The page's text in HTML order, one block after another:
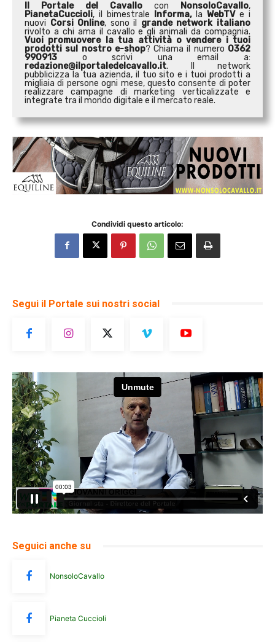
Il Portale del Cavallo con NonsoloCavallo,
PianetaCuccioli, il bimestrale Informa,laWebTVe i
nuovi Corsi Online, sono il grande network italiano
rivolto a chi ama il cavallo e gli animali da compagnia.
Vuoi promuovere la tua attività ovendere i tuoi
prodotti sul nostro e-shop? Chiama il numero 0362
990913 o scrivi una email a:
redazione@ilportaledelcavallo.it. Il network
pubblicizza la tua azienda, il tuo sito e i tuoi prodotti a
migliaia di persone ogni mese, questo consente di poter
realizzare campagne di marketing verticalizzate e
integrate tra il mondo digitale e il mercato reale.
Condividi questo articolo:
Segui il Portale sui nostri social
Seguici anche su
NonsoloCavallo
Pianeta Cuccioli